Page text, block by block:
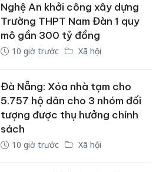
Nghệ An khởi công xây dựng
Trường THPT Nam Đàn 1 quy
mô gần 300 tỷ đồng
10 giờ trước Xã hội
Đà Nẵng: Xóa nhà tạm cho
5.757 hộ dân cho 3 nhóm đối
tượng được thụ hưởng chính
sách
10 giờ trước Xã hội